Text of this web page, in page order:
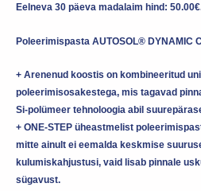
Eelneva 30 päeva madalaim hind: 50.00€
Poleerimispasta AUTOSOL® DYNAMIC
+ Arenenud koostis on kombineeritud
poleerimisosakestega, mis tagavad
Si-polümeer tehnoloogia abil
+ ONE-STEP üheastmelist
mitte ainult ei eemalda keskmise
kulumiskahjustusi, vaid lisab pinnale
sügavust.